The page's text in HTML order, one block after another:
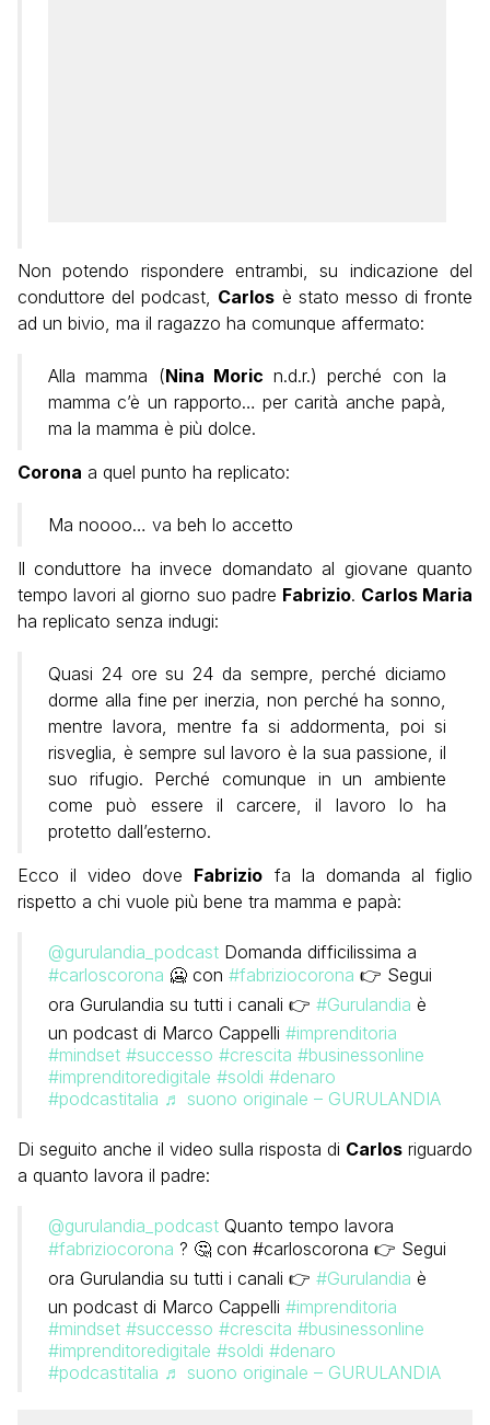
Non potendo rispondere entrambi, su indicazione del
conduttore del podcast, Carlos è stato messo di fronte
ad un bivio, ma il ragazzo ha comunque affermato:
Alla mamma (Nina Moric n.d.r.) perché con la
mamma c’è un rapporto… per carità anche papà,
ma la mamma è più dolce.
Corona a quel punto ha replicato:
Ma noooo… va beh lo accetto
Il conduttore ha invece domandato al giovane quanto
tempo lavori al giorno suo padre Fabrizio. Carlos Maria
ha replicato senza indugi:
Quasi 24 ore su 24 da sempre, perché diciamo
dorme alla fine per inerzia, non perché ha sonno,
mentre lavora, mentre fa si addormenta, poi si
risveglia, è sempre sul lavoro è la sua passione, il
suo rifugio. Perché comunque in un ambiente
come può essere il carcere, il lavoro lo ha
protetto dall’esterno.
Ecco il video dove Fabrizio fa la domanda al figlio
rispetto a chi vuole più bene tra mamma e papà:
@gurulandia_podcast Domanda difficilissima a
#carloscorona 🥶 con #fabriziocorona 👉 Segui
ora Gurulandia su tutti i canali 👉 #Gurulandia è
un podcast di Marco Cappelli #imprenditoria
#mindset #successo #crescita #businessonline
#imprenditoredigitale #soldi #denaro
#podcastitalia ♬ suono originale – GURULANDIA
Di seguito anche il video sulla risposta di Carlos riguardo
a quanto lavora il padre:
@gurulandia_podcast Quanto tempo lavora
#fabriziocorona ? 🤔 con #carloscorona 👉 Segui
ora Gurulandia su tutti i canali 👉 #Gurulandia è
un podcast di Marco Cappelli #imprenditoria
#mindset #successo #crescita #businessonline
#imprenditoredigitale #soldi #denaro
#podcastitalia ♬ suono originale – GURULANDIA